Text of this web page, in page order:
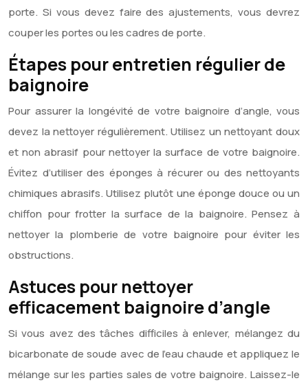
porte. Si vous devez faire des ajustements, vous devrez
couper les portes ou les cadres de porte.
Étapes pour entretien régulier de
baignoire
Pour assurer la longévité de votre baignoire d’angle, vous
devez la nettoyer régulièrement. Utilisez un nettoyant doux
et non abrasif pour nettoyer la surface de votre baignoire.
Évitez d’utiliser des éponges à récurer ou des nettoyants
chimiques abrasifs. Utilisez plutôt une éponge douce ou un
chiffon pour frotter la surface de la baignoire. Pensez à
nettoyer la plomberie de votre baignoire pour éviter les
obstructions.
Astuces pour nettoyer
efficacement baignoire d’angle
Si vous avez des tâches difficiles à enlever, mélangez du
bicarbonate de soude avec de l’eau chaude et appliquez le
mélange sur les parties sales de votre baignoire. Laissez-le